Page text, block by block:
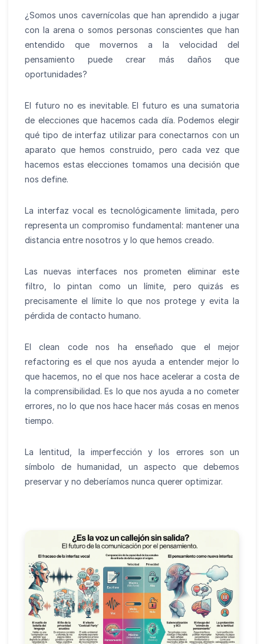
¿Somos unos cavernícolas que han aprendido a jugar
con la arena o somos personas conscientes que han
entendido que movernos a la velocidad del
pensamiento puede crear más daños que
oportunidades?
El futuro no es inevitable. El futuro es una sumatoria
de elecciones que hacemos cada día. Podemos elegir
qué tipo de interfaz utilizar para conectarnos con un
aparato que hemos construido, pero cada vez que
hacemos estas elecciones tomamos una decisión que
nos define.
La interfaz vocal es tecnológicamente limitada, pero
representa un compromiso fundamental: mantener una
distancia entre nosotros y lo que hemos creado.
Las nuevas interfaces nos prometen eliminar este
filtro, lo pintan como un límite, pero quizás es
precisamente el límite lo que nos protege y evita la
pérdida de contacto humano.
El clean code nos ha enseñado que el mejor
refactoring es el que nos ayuda a entender mejor lo
que hacemos, no el que nos hace acelerar a costa de
la comprensibilidad. Es lo que nos ayuda a no cometer
errores, no lo que nos hace hacer más cosas en menos
tiempo.
La lentitud, la imperfección y los errores son un
símbolo de humanidad, un aspecto que debemos
preservar y no deberíamos nunca querer optimizar.